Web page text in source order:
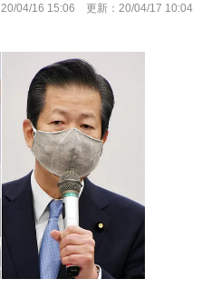
20/04/16 15:06 更新： 20/04/17 10:04